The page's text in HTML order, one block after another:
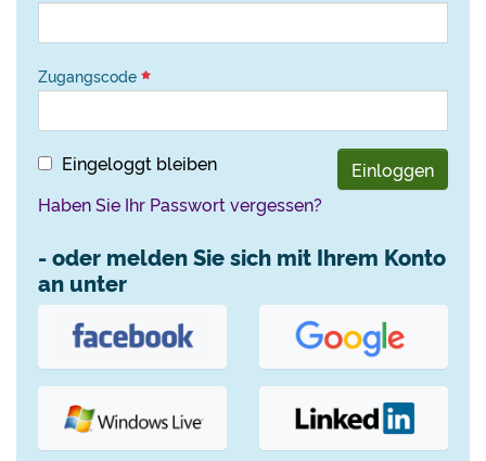
Zugangscode
Eingeloggt bleiben
Einloggen
Haben Sie Ihr Passwort vergessen?
- oder melden Sie sich mit Ihrem Konto
an unter